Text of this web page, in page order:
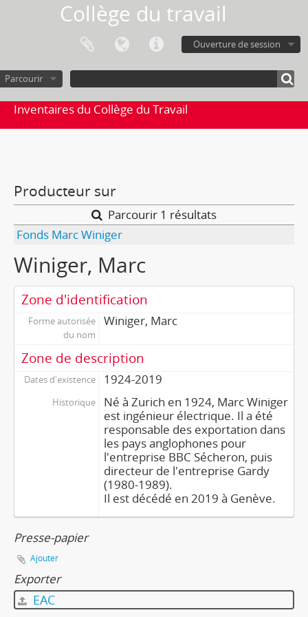
Collège du travail
Ouverture de session
Parcourir
Inventaires du Collège du Travail
Producteur sur
Parcourir 1 résultats
Fonds Marc Winiger
Winiger, Marc
Zone d'identification
Forme autorisée
du nom
Winiger, Marc
Zone de description
Dates d'existence 1924-2019
Historique
Né à Zurich en 1924, Marc Winiger
est ingénieur électrique. Il a été
responsable des exportation dans
les pays anglophones pour
l'entreprise BBC Sécheron, puis
directeur de l'entreprise Gardy
(1980-1989).
Il est décédé en 2019 à Genève.
Presse-papier
Ajouter
Exporter
EAC